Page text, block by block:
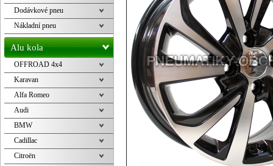
Dodávkové pneu
Nákladní pneu
Alu kola
OFFROAD 4x4
Karavan
Alfa Romeo
Audi
BMW
Cadillac
Citroën